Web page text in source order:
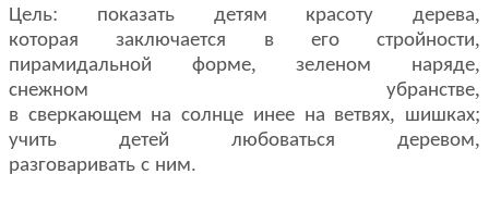
Цель: показать детям красоту дерева,
которая заключается в его стройности,
пирамидальной форме,зеленом наряде,
снежном убранстве,
в сверкающем на солнце инее на ветвях, шишках;
учить детей любоваться деревом,
разговаривать с ним.